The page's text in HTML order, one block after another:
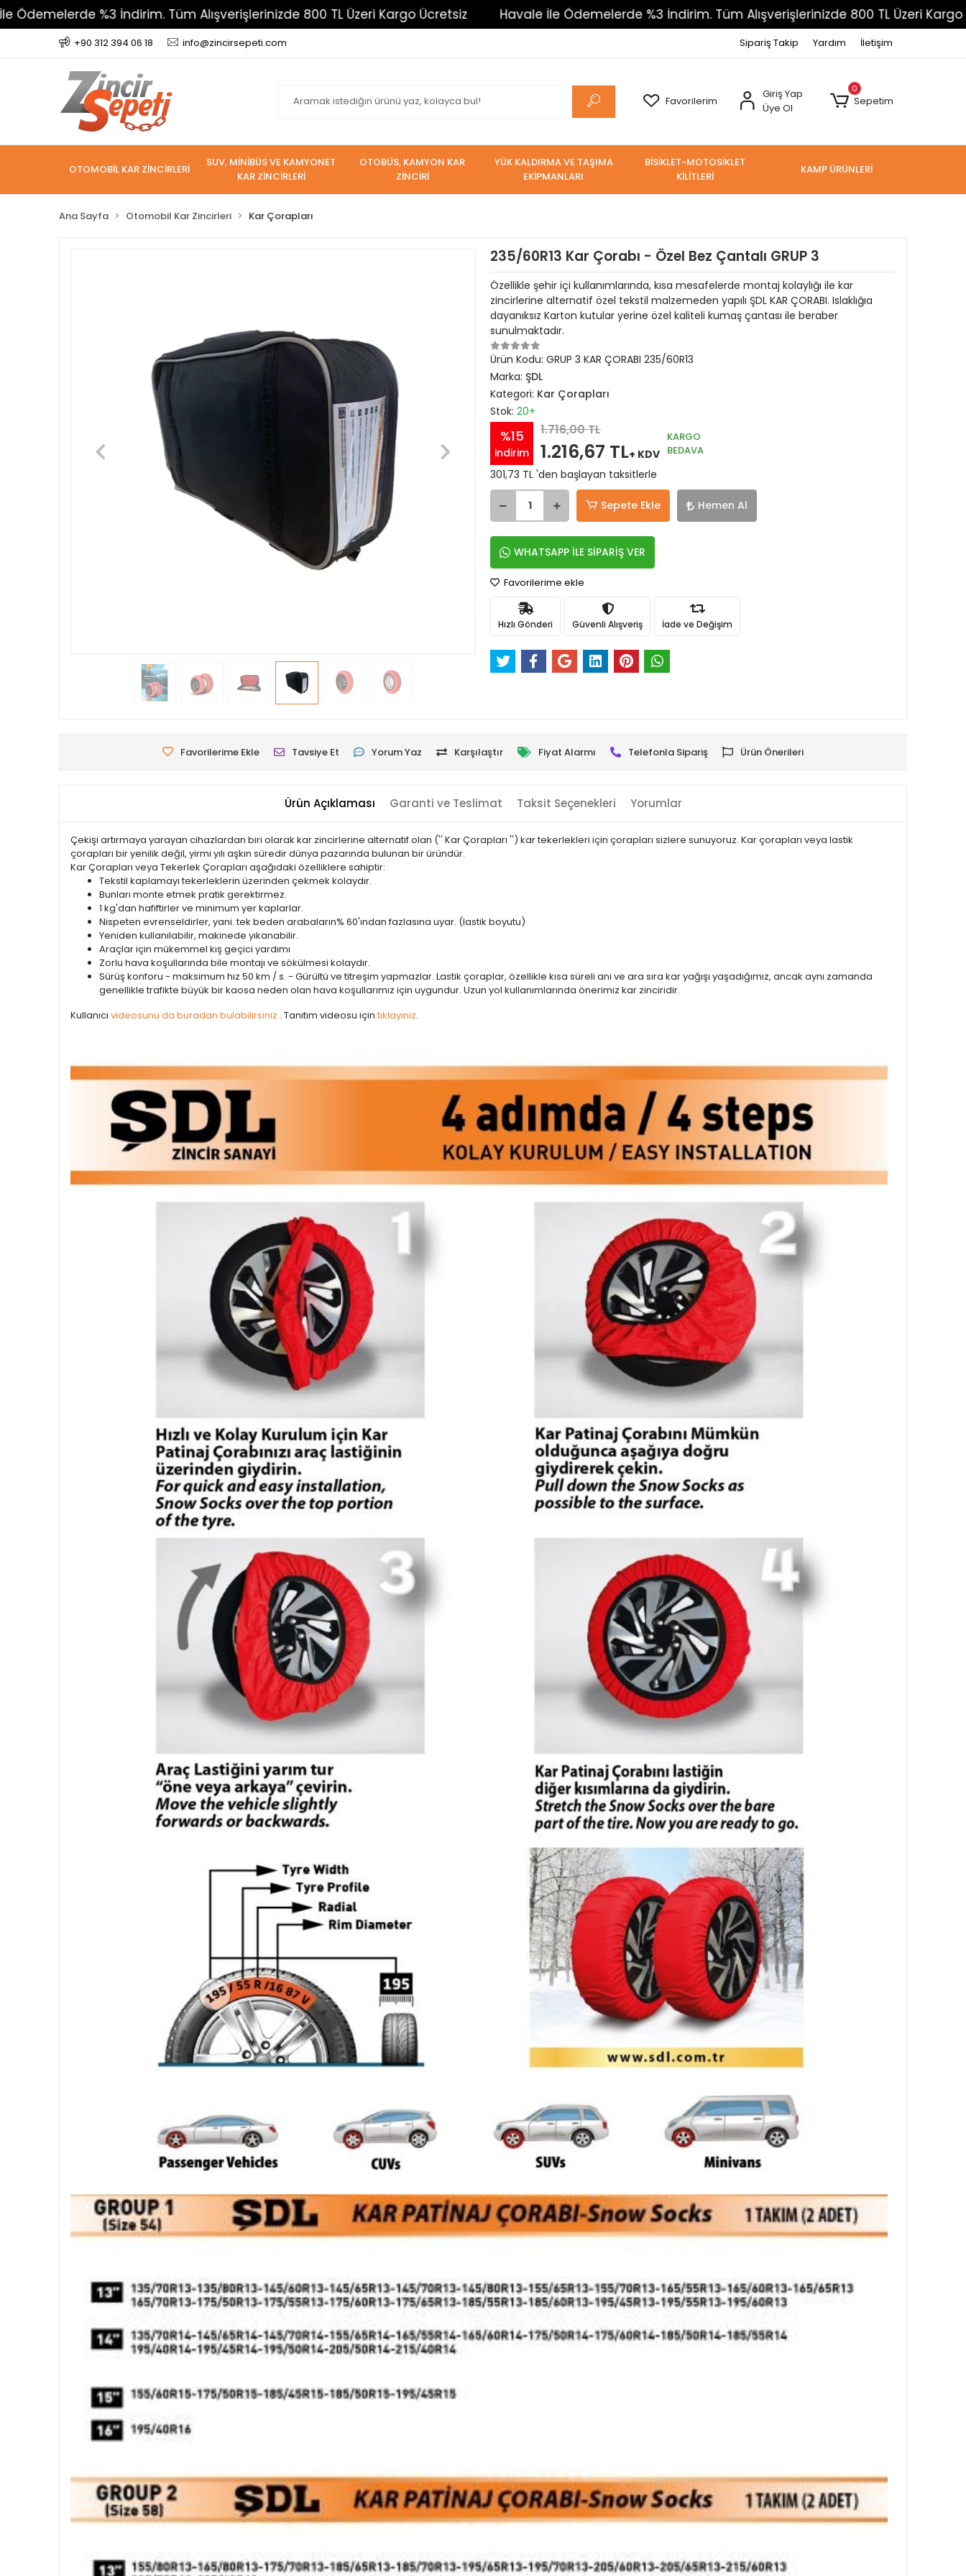
İndirim. Tüm Alışverişlerinizde 800 TL Üzeri Kargo Ücretsiz Havale İle Ödemelerde %3 İndirim. Tüm Alışverişlerinizde 800 TL Üzeri Kargo Ücretsiz
+90 312 394 06 18 info@zincirsepeti.com Sipariş Takip Yardım İletişim
Favorilerim
Giriş Yap
Üye Ol
0
Sepetim
OTOMOBİL KAR ZİNCİRLERİ
SUV, MİNİBÜS VE KAMYONET
KAR ZİNCİRLERİ
OTOBÜS, KAMYON KAR
ZİNCİRİ
YÜK KALDIRMA VE TAŞIMA
EKİPMANLARI
BİSİKLET-MOTOSİKLET
KİLİTLERİ
KAMP ÜRÜNLERİ
Ana Sayfa Otomobil Kar Zincirleri Kar Çorapları
235/60R13 Kar Çorabı - Özel Bez Çantalı GRUP 3
Özellikle şehir içi kullanımlarında, kısa mesafelerde montaj kolaylığı ile kar
zincirlerine alternatif özel tekstil malzemeden yapılı ŞDL KAR ÇORABI. Islaklığıa
dayanıksız Karton kutular yerine özel kaliteli kumaş çantası ile beraber
sunulmaktadır.
Ürün Kodu: GRUP 3 KAR ÇORABI 235/60R13
Marka: ŞDL
Kategori: Kar Çorapları
Stok: 20+
%15
indirim
1.716,00 TL
1.216,67 TL+ KDV
KARGO
BEDAVA
301,73 TL 'den başlayan taksitlerle
Sepete Ekle Hemen Al
WHATSAPP İLE SİPARİŞ VER
Favorilerime ekle
Hızlı Gönderi Güvenli Alışveriş İade ve Değişim
Favorilerime Ekle Tavsiye Et Yorum Yaz Karşılaştır Fiyat Alarmı Telefonla Sipariş Ürün Önerileri
Ürün Açıklaması Garanti ve Teslimat Taksit Seçenekleri Yorumlar
Çekişi artırmaya yarayan cihazlardan biri olarak kar zincirlerine alternatif olan ('' Kar Çorapları '') kar tekerlekleri için çorapları sizlere sunuyoruz. Kar çorapları veya lastik
çorapları bir yenilik değil, yirmi yılı aşkın süredir dünya pazarında bulunan bir üründür.
Kar Çorapları veya Tekerlek Çorapları aşağıdaki özelliklere sahiptir:
Tekstil kaplamayı tekerleklerin üzerinden çekmek kolaydır.
Bunları monte etmek pratik gerektirmez.
1 kg'dan hafiftirler ve minimum yer kaplarlar.
Nispeten evrenseldirler, yani. tek beden arabaların% 60'ından fazlasına uyar. (lastik boyutu)
Yeniden kullanılabilir, makinede yıkanabilir.
Araçlar için mükemmel kış geçici yardımı
Zorlu hava koşullarında bile montajı ve sökülmesi kolaydır.
Sürüş konforu - maksimum hız 50 km / s. - Gürültü ve titreşim yapmazlar. Lastik çoraplar, özellikle kısa süreli ani ve ara sıra kar yağışı yaşadığımız, ancak aynı zamanda
genellikle trafikte büyük bir kaosa neden olan hava koşullarımız için uygundur. Uzun yol kullanımlarında önerimiz kar zinciridir.
Kullanıcı videosunu da buradan bulabilirsiniz . Tanıtım videosu için tıklayınız.